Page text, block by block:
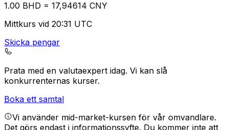
1.00 BHD = 17,94614 CNY
Mittkurs vid 20:31 UTC
Skicka pengar
Prata med en valutaexpert idag. Vi kan slå
konkurrenternas kurser.
Boka ett samtal
Vi använder mid-market-kursen för vår omvandlare.
Det görs endast i informationssyfte. Du kommer inte att